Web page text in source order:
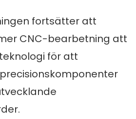
fortsätter att
CNC-bearbetning att
för att